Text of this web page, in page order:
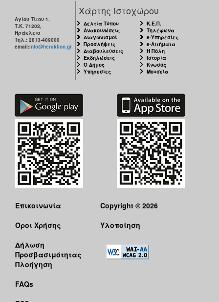
Αγίου Τίτου 1,
Τ.Κ. 71202,
Ηράκλειο
Τηλ.: 2813-409000
email:info@heraklion.gr
Χάρτης Ιστοχώρου
Δελτία Τύπου
Ανακοινώσεις
Διαγωνισμοί
Προσλήψεις
Διαβουλεύσεις
Εκδηλώσεις
Ο Δήμος
Υπηρεσίες
Κ.Ε.Π.
Τηλέφωνα
e-Υπηρεσίες
e-Αιτήματα
Η Πόλη
Ιστορία
Κνωσός
Μουσεία
Επικοινωνία
Όροι Χρήσης
Δήλωση
Προσβασιμότητας
Πλοήγηση
FAQs
Copyright © 2026
Υλοποίηση